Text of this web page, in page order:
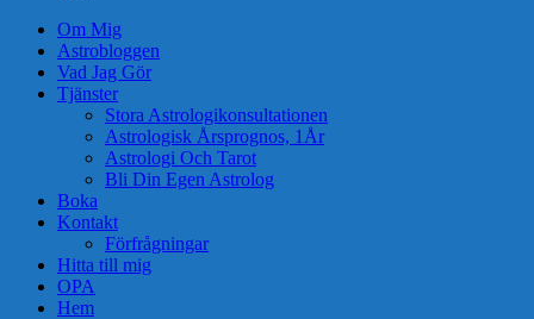
Om Mig
Astrobloggen
Vad Jag Gör
Tjänster
Stora Astrologikonsultationen
Astrologisk Årsprognos, 1År
Astrologi Och Tarot
Bli Din Egen Astrolog
Boka
Kontakt
Förfrågningar
Hitta till mig
OPA
Hem